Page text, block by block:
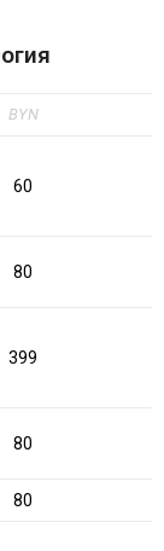
BYN
60
80
399
80
80